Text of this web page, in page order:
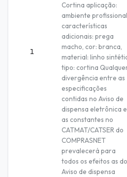
1
Cortina aplicação:
ambiente
características
adicionais: prega
macho, cor: branca,
material: linho
tipo: cortina
divergência entre as
especificações
contidas no Aviso de
dispensa eletrônica e
as constantes no
CATMAT/CATSER do
COMPRASNET
prevalecerá para
todos os efeitos as do
Aviso de dispensa